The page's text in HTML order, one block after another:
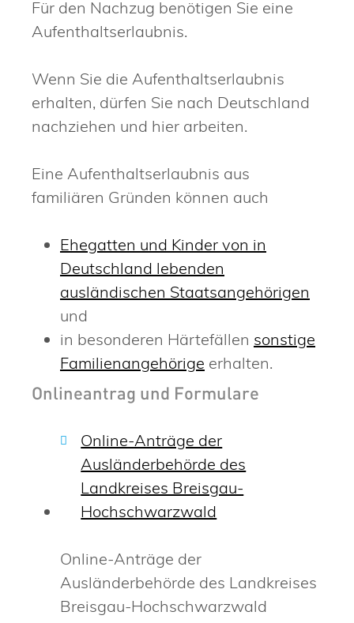
Für den Nachzug benötigen Sie eine
Aufenthaltserlaubnis.
Wenn Sie die Aufenthaltserlaubnis
erhalten, dürfen Sie nach Deutschland
nachziehen und hier arbeiten.
Eine Aufenthaltserlaubnis aus
familiären Gründen können auch
Ehegatten und Kinder von in
Deutschland lebenden
ausländischen Staatsangehörigen
und
in besonderen Härtefällen sonstige
Familienangehörige erhalten.
Onlineantrag und Formulare
Online-Anträge der
Ausländerbehörde des
Landkreises Breisgau-
Hochschwarzwald
Online-Anträge der
Ausländerbehörde des Landkreises
Breisgau-Hochschwarzwald